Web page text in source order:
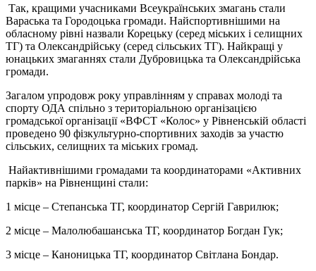
Так, кращими учасниками Всеукраїнських змагань стали
Вараська та Городоцька громади. Найспортивнішими на
обласному рівні назвали Корецьку (серед міських і селищних
ТГ) та Олександрійську (серед сільських ТГ). Найкращі у
юнацьких змаганнях стали Дубровицька та Олександрійська
громади.
Загалом упродовж року управлінням у справах молоді та
спорту ОДА спільно з територіальною організацією
громадської організації «ВФСТ «Колос» у Рівненській області
проведено 90 фізкультурно-спортивних заходів за участю
сільських, селищних та міських громад.
Найактивнішими громадами та координаторами «Активних
парків» на Рівненщині стали:
1 місце – Степанська ТГ, координатор Сергій Гаврилюк;
2 місце – Малолюбашанська ТГ, координатор Богдан Гук;
3 місце – Каноницька ТГ, координатор Світлана Бондар.